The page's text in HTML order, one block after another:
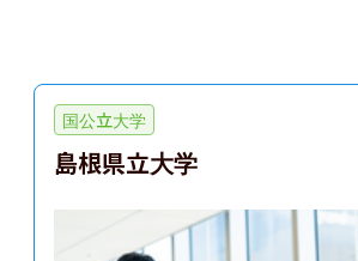
国公立大学
島根県立大学